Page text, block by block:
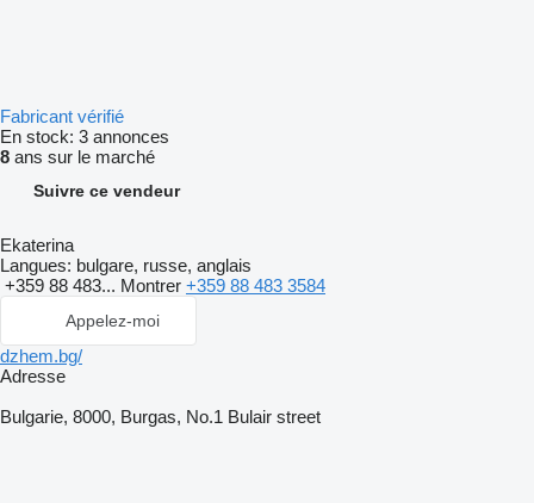
Fabricant vérifié
En stock: 3 annonces
8 ans sur le marché
Suivre ce vendeur
Ekaterina
Langues: bulgare, russe, anglais
+359 88 483... Montrer +359 88 483 3584
Appelez-moi
dzhem.bg/
Adresse
Bulgarie, 8000, Burgas, No.1 Bulair street